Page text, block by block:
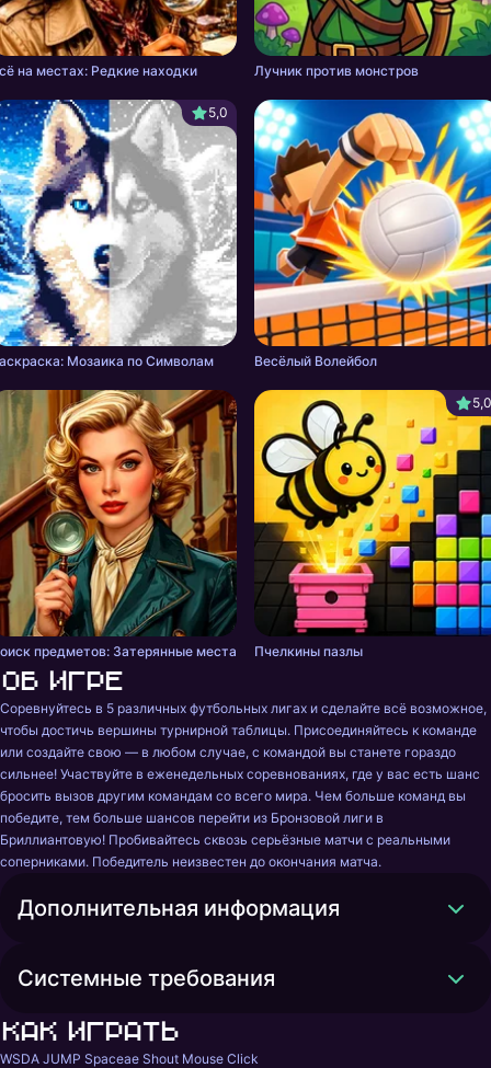
на местах: Редкие находки Лучник против монстров
5,0
Мозаика по Символам Весёлый Волейбол
предметов: Затерянные места
5,0
Пчелкины пазлы
Об игре
Соревнуйтесь в 5 различных футбольных лигах и сделайте всё возможное,
чтобы достичь вершины турнирной таблицы. Присоединяйтесь к команде
или создайте свою — в любом случае, с командой вы станете гораздо
сильнее! Участвуйте в еженедельных соревнованиях, где у вас есть шанс
бросить вызов другим командам со всего мира. Чем больше команд вы
победите, тем больше шансов перейти из Бронзовой лиги в
Бриллиантовую! Пробивайтесь сквозь серьёзные матчи с реальными
соперниками. Победитель неизвестен до окончания матча.
Дополнительная информация
Системные требования
Как играть
WSDA JUMP Spaceae Shout Mouse Click